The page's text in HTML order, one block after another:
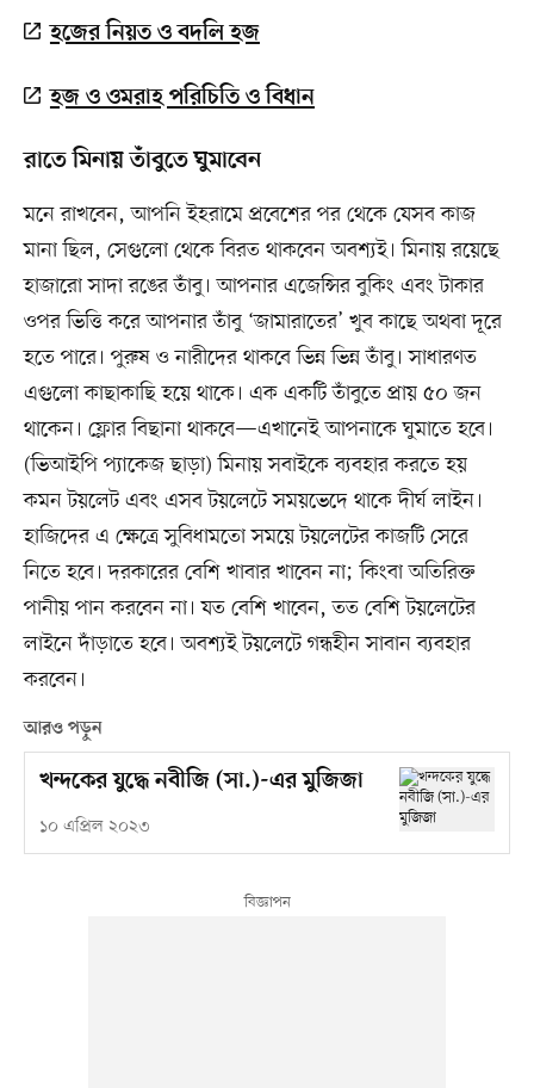
হজের নিয়ত ও বদলি হজ
হজ ও ওমরাহ পরিচিতি ও বিধান
রাতে মিনায় তাঁবুতে ঘুমাবেন
মনে রাখবেন, আপনি ইহরামে প্রবেশের পর থেকে যেসব কাজ
মানা ছিল, সেগুলো থেকে বিরত থাকবেন অবশ্যই। মিনায় রয়েছে
হাজারো সাদা রঙের তাঁবু। আপনার এজেন্সির বুকিং এবং টাকার
ওপর ভিত্তি করে আপনার তাঁবু ‘জামারাতের’ খুব কাছে অথবা দূরে
হতে পারে। পুরুষ ও নারীদের থাকবে ভিন্ন ভিন্ন তাঁবু। সাধারণত
এগুলো কাছাকাছি হয়ে থাকে। এক একটি তাঁবুতে প্রায় ৫০ জন
থাকেন। ফ্লোর বিছানা থাকবে—এখানেই আপনাকে ঘুমাতে হবে।
(ভিআইপি প্যাকেজ ছাড়া) মিনায় সবাইকে ব্যবহার করতে হয়
কমন টয়লেট এবং এসব টয়লেটে সময়ভেদে থাকে দীর্ঘ লাইন।
হাজিদের এ ক্ষেত্রে সুবিধামতো সময়ে টয়লেটের কাজটি সেরে
নিতে হবে। দরকারের বেশি খাবার খাবেন না; কিংবা অতিরিক্ত
পানীয় পান করবেন না। যত বেশি খাবেন, তত বেশি টয়লেটের
লাইনে দাঁড়াতে হবে। অবশ্যই টয়লেটে গন্ধহীন সাবান ব্যবহার
করবেন।
আরও পড়ুন
খন্দকের যুদ্ধে নবীজি (সা.)-এর মুজিজা
১০ এপ্রিল ২০২৩